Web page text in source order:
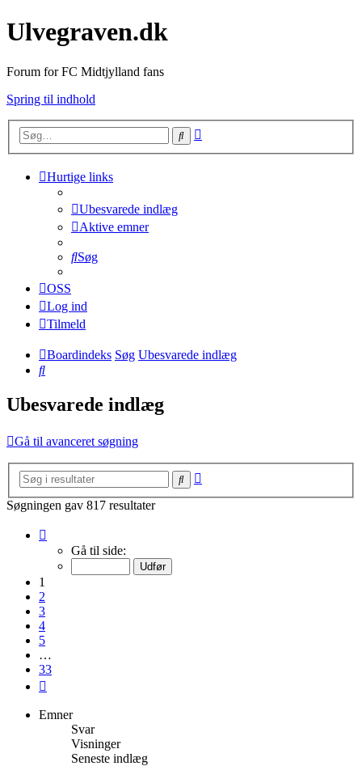
Ulvegraven.dk
Forum for FC Midtjylland fans
Spring til indhold
Søg
Hurtige links
Ubesvarede indlæg
Aktive emner
Søg
OSS
Log ind
Tilmeld
Boardindeks Søg Ubesvarede indlæg
Søg
Ubesvarede indlæg
Gå til avanceret søgning
Søg
Søgningen gav 817 resultater
Gå til side:
1
2
3
4
5
…
33
Emner
Svar
Visninger
Seneste indlæg